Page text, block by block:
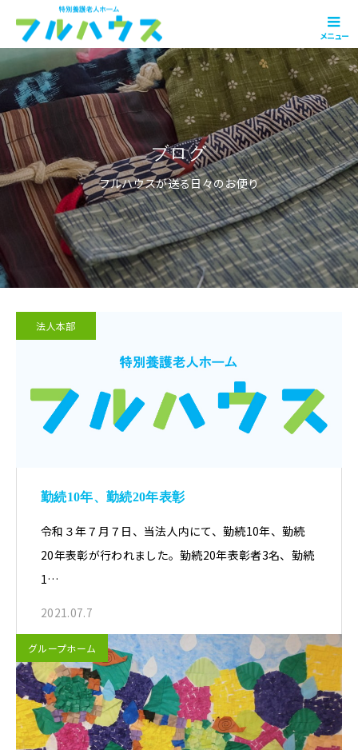
メニュー
ブログ
フルハウスが送る日々のお便り
法人本部
勤続10年、勤続20年表彰
令和３年７月７日、当法人内にて、勤続10年、勤続
20年表彰が行われました。勤続20年表彰者3名、勤続
1…
2021.07.7
グループホーム